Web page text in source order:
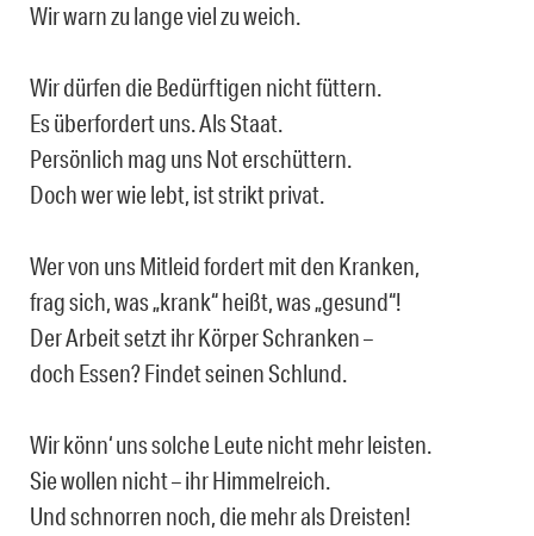
Wir warn zu lange viel zu weich.
Wir dürfen die Bedürftigen nicht füttern.
Es überfordert uns. Als Staat.
Persönlich mag uns Not erschüttern.
Doch wer wie lebt, ist strikt privat.
Wer von uns Mitleid fordert mit den Kranken,
frag sich, was „krank“ heißt, was „gesund“!
Der Arbeit setzt ihr Körper Schranken –
doch Essen? Findet seinen Schlund.
Wir könn‘ uns solche Leute nicht mehr leisten.
Sie wollen nicht – ihr Himmelreich.
Und schnorren noch, die mehr als Dreisten!